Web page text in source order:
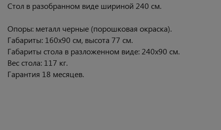
Стол в разобранном виде шириной 240 см.
Опоры: металл черные (порошковая окраска).
Габариты: 160х90 см, высота 77 см.
Габариты стола в разложенном виде: 240х90 см.
Вес стола: 117 кг.
Гарантия 18 месяцев.